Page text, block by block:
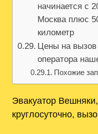
начинается с
Москва плюс
километр
Цены на вызов
оператора
Похожие
Эвакуатор
круглосуточно,